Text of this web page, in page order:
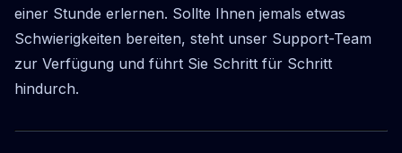
einer Stunde erlernen. Sollte Ihnen jemals etwas
Schwierigkeiten bereiten, steht unser Support-Team
zur Verfügung und führt Sie Schritt für Schritt
hindurch.